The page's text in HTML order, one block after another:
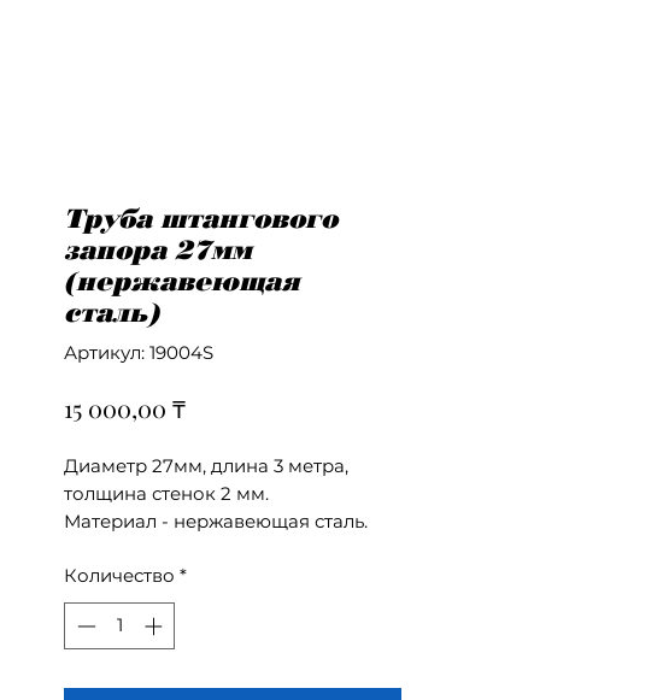
Труба штангового
запора 27мм
(нержавеющая
сталь)
Артикул: 19004S
15 000,00 ₸Цена
Диаметр 27мм, длина 3 метра,
толщина стенок 2 мм.
Материал - нержавеющая сталь.
Количество *